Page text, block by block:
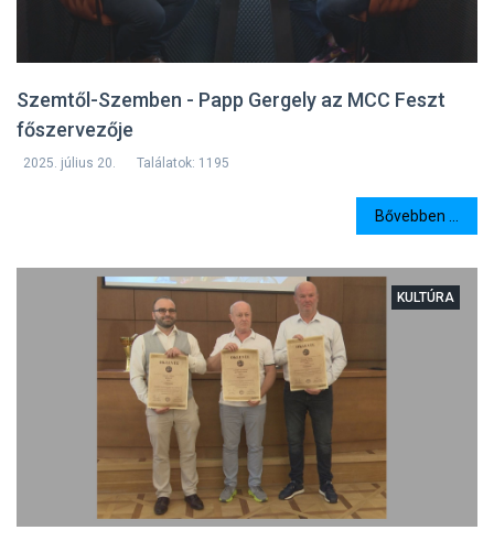
Szemtől-Szemben - Papp Gergely az MCC Feszt
főszervezője
2025. július 20. Találatok: 1195
Bővebben ...
KULTÚRA